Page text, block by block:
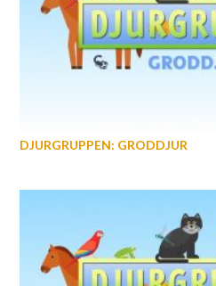
DJURGRUPPEN: GRODDJUR